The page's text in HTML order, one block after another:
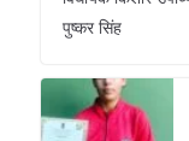
e
o
पुष्कर सिंह